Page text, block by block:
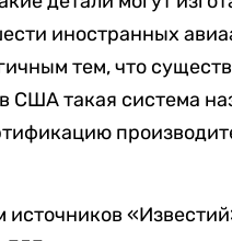
иностранных
тем, что
США такая система
источников